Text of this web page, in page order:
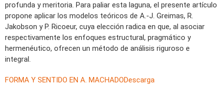
profunda y meritoria. Para paliar esta laguna, el presente artículo
propone aplicar los modelos teóricos de A.-J. Greimas, R.
Jakobson y P. Ricoeur, cuya elección radica en que, al asociar
respectivamente los enfoques estructural, pragmático y
hermenéutico, ofrecen un método de análisis riguroso e
integral.
FORMA Y SENTIDO EN A. MACHADODescarga